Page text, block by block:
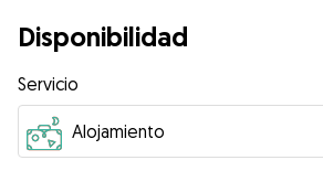
Disponibilidad
Servicio